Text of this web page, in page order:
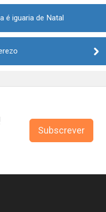
é iguaria de Natal
Subscrever